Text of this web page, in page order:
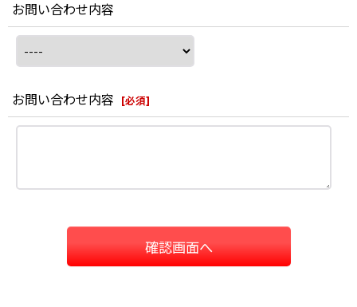
お問い合わせ内容
お問い合わせ内容 [必須]
確認画面へ